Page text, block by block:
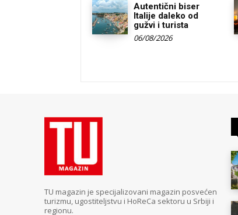
Autentični biser
Italije daleko od
gužvi i turista
06/08/2026
TU magazin je specijalizovani magazin posvećen
turizmu, ugostiteljstvu i HoReCa sektoru u Srbiji i
regionu.